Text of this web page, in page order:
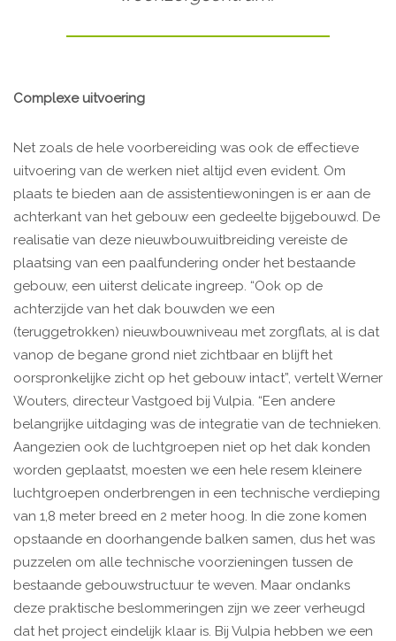
Complexe uitvoering
Net zoals de hele voorbereiding was ook de effectieve
uitvoering van de werken niet altijd even evident. Om
plaats te bieden aan de assistentiewoningen is er aan de
achterkant van het gebouw een gedeelte bijgebouwd. De
realisatie van deze nieuwbouwuitbreiding vereiste de
plaatsing van een paalfundering onder het bestaande
gebouw, een uiterst delicate ingreep. “Ook op de
achterzijde van het dak bouwden we een
(teruggetrokken) nieuwbouwniveau met zorgflats, al is dat
vanop de begane grond niet zichtbaar en blijft het
oorspronkelijke zicht op het gebouw intact”, vertelt Werner
Wouters, directeur Vastgoed bij Vulpia. “Een andere
belangrijke uitdaging was de integratie van de technieken.
Aangezien ook de luchtgroepen niet op het dak konden
worden geplaatst, moesten we een hele resem kleinere
luchtgroepen onderbrengen in een technische verdieping
van 1,8 meter breed en 2 meter hoog. In die zone komen
opstaande en doorhangende balken samen, dus het was
puzzelen om alle technische voorzieningen tussen de
bestaande gebouwstructuur te weven. Maar ondanks
deze praktische beslommeringen zijn we zeer verheugd
dat het project eindelijk klaar is. Bij Vulpia hebben we een